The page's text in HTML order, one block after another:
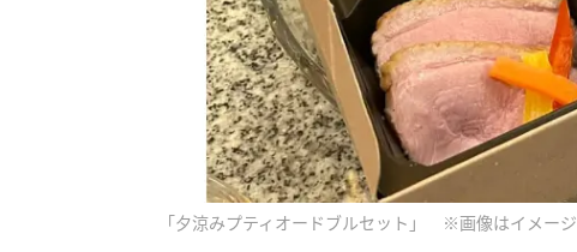
「夕涼みプティオードブルセット」 ※画像はイメージ